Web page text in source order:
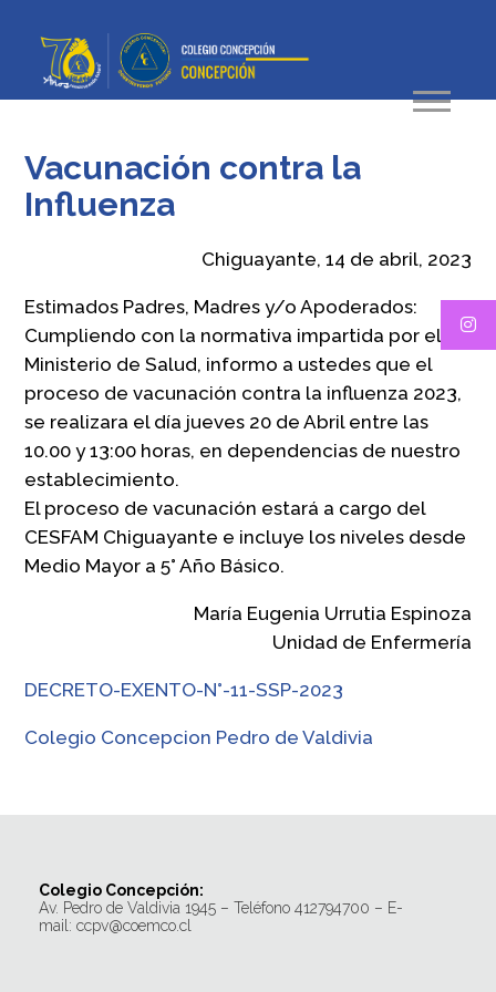
Vacunación contra la
Influenza
Chiguayante, 14 de abril, 2023
Estimados Padres, Madres y/o Apoderados:
Cumpliendo con la normativa impartida por el
Ministerio de Salud, informo a ustedes que el
proceso de vacunación contra la influenza 2023,
se realizara el día jueves 20 de Abril entre las
10.00 y 13:00 horas, en dependencias de nuestro
establecimiento.
El proceso de vacunación estará a cargo del
CESFAM Chiguayante e incluye los niveles desde
Medio Mayor a 5° Año Básico.
María Eugenia Urrutia Espinoza
Unidad de Enfermería
DECRETO-EXENTO-N°-11-SSP-2023
Colegio Concepcion Pedro de Valdivia
Colegio Concepción:
Av. Pedro de Valdivia 1945 – Teléfono 412794700 – E-
mail: ccpv@coemco.cl